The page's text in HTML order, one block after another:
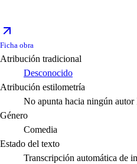
Ficha obra
Atribución tradicional
Desconocido
Atribución estilometría
No apunta hacia ningún autor
Género
Comedia
Estado del texto
Transcripción automática de